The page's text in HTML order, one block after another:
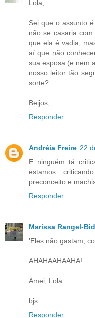
Lola,
Sei que o assunto
não se casaria
que ela é vadia,
aí que não
sua esposa (e nem
nosso leitor tão
sorte?
Beijos,
Responder
Andréia Freire 22
E ninguém tá
estamos
preconceito e
Responder
Marissa Rangel-
'Eles não gastam,
AHAHAAHAAHA!
Amei, Lola.
bjs
Responder